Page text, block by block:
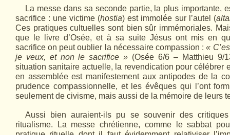
La messe dans sa seconde partie, la plus importante,
sacrifice : une victime (hostia) est immolée sur l’autel (
Ces pratiques cultuelles sont bien sûr immémoriales.
que le livre d’Osée, et à sa suite Jésus ont mis en
sacrifice on peut oublier la nécessaire compassion :«
je veux, et non le sacrifice » (Osée 6/6 – Matthieu 9/
situation sanitaire actuelle, la revendication pour célébrer
en assemblée est manifestement aux antipodes de la
prudence compassionnelle, et les évêques qui l’ont
seulement de civisme, mais aussi de la mémoire de leurs
Aussi bien auraient-ils pu se souvenir des
ritualisme. La messe chrétienne, comme le sabbat